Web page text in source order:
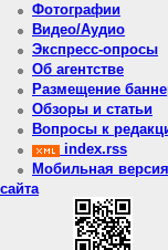
Фотографии
Видео/Аудио
Экспресс-опросы
Об агентстве
Размещение
Обзоры и статьи
Вопросы к
index.rss
Мобильная версия
сайта